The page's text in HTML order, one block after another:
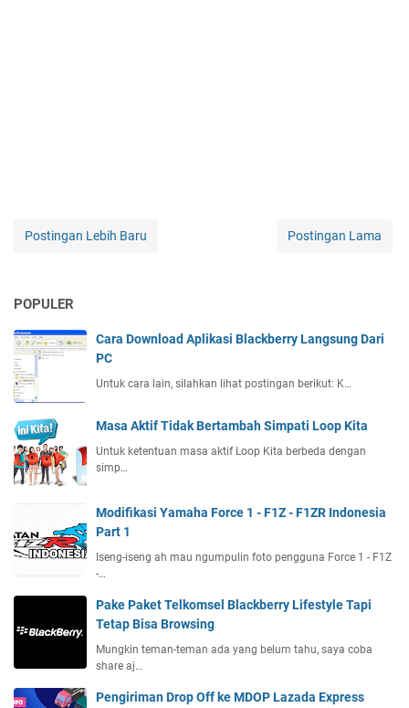
Postingan Lebih Baru Postingan Lama
POPULER
Cara Download Aplikasi Blackberry Langsung Dari
PC
Untuk cara lain, silahkan lihat postingan berikut: K…
Masa Aktif Tidak Bertambah Simpati Loop Kita
Untuk ketentuan masa aktif Loop Kita berbeda dengan
simp…
Modifikasi Yamaha Force 1 - F1Z - F1ZR Indonesia
Part 1
Iseng-iseng ah mau ngumpulin foto pengguna Force 1 - F1Z
-…
Pake Paket Telkomsel Blackberry Lifestyle Tapi
Tetap Bisa Browsing
Mungkin teman-teman ada yang belum tahu, saya coba
share aj…
Pengiriman Drop Off ke MDOP Lazada Express